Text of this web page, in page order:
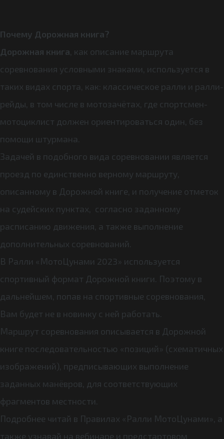
Почему Дорожная книга?
Дорожная книга, как описание маршрута
соревнования условными знаками, используется в
таких видах спорта, как: классическое ралли и ралли-
рейды, в том числе в мотозачётах, где спортсмен-
мотоциклист должен ориентироваться один, без
помощи штурмана.
Задачей в подобного вида соревновании является
проезд по единственно верному маршруту,
описанному в Дорожной книге, и получение отметок
на судейских пунктах, согласно заданному
расписанию движения, а также выполнение
дополнительных соревнований.
В Ралли «МотоЦунами 2023» используется
спортивный формат Дорожной книги. Поэтому в
дальнейшем, попав на спортивные соревнования,
Вам будет не в новинку с ней работать.
Маршрут соревнования описывается в Дорожной
книге последовательностью «позиций» (схематичных
изображений), предписывающих выполнение
заданных манёвров, для соответствующих
фрагментов местности.
Подробнее читай в Правилах «Ралли МотоЦунами», а
также узнавай на вебинаре и предстартовом